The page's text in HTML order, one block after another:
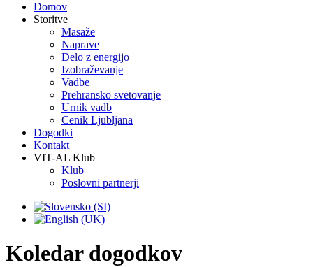
Domov
Storitve
Masaže
Naprave
Delo z energijo
Izobraževanje
Vadbe
Prehransko svetovanje
Urnik vadb
Cenik Ljubljana
Dogodki
Kontakt
VIT-AL Klub
Klub
Poslovni partnerji
Koledar dogodkov